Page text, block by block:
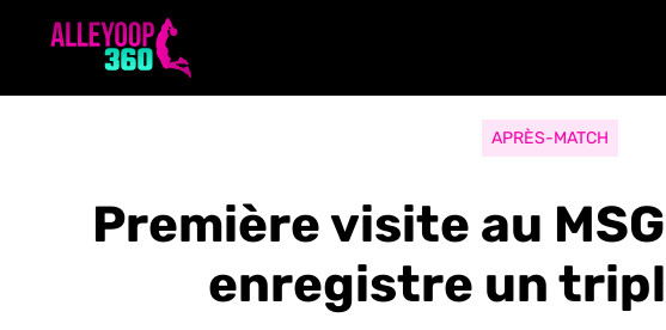
APRÈS-MATCH
Première visite au
enregistre un